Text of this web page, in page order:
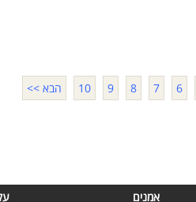
6
7
8
9
10 הבא >>
אמנים